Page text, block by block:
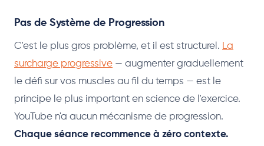
Pas de Système de Progression
C'est le plus gros problème, et il est structurel. La
surcharge progressive — augmenter graduellement
le défi sur vos muscles au fil du temps — est le
principe le plus important en science de l'exercice.
YouTube n'a aucun mécanisme de progression.
Chaque séance recommence à zéro contexte.